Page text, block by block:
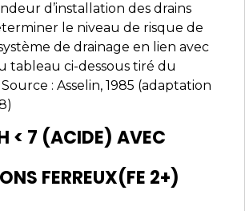
d’installation des drains
le niveau de risque de
de drainage en lien avec
tableau ci-dessous tiré du
: Asselin, 1985 (adaptation
< 7 (ACIDE) AVEC
FERREUX(FE 2+)